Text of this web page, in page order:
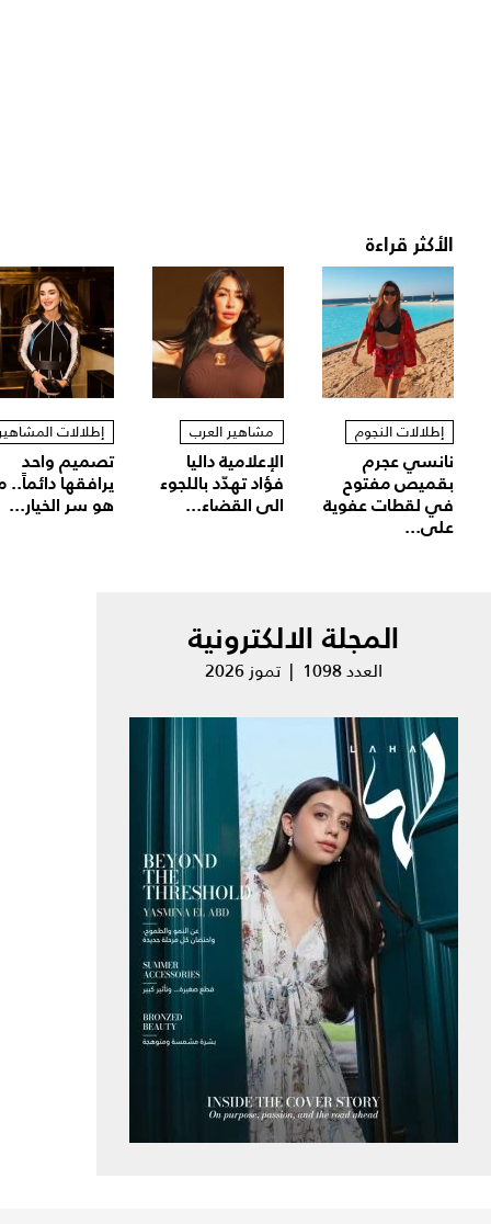
الأكثر قراءة
إطلالات النجوم
نانسي عجرم
بقميص مفتوح
في لقطات عفوية
على...
مشاهير العرب
الإعلامية داليا
فؤاد تهدّد باللجوء
الى القضاء...
إطلالات
تصميم واحد
يرافقها دائماً..
هو سر الخيار...
المجلة الالكترونية
العدد 1098 | تموز 2026